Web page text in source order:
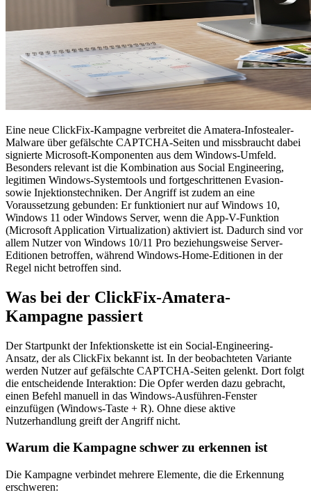
Eine neue ClickFix-Kampagne verbreitet die Amatera-Infostealer-
Malware über gefälschte CAPTCHA-Seiten und missbraucht dabei
signierte Microsoft-Komponenten aus dem Windows-Umfeld.
Besonders relevant ist die Kombination aus Social Engineering,
legitimen Windows-Systemtools und fortgeschrittenen Evasion-
sowie Injektionstechniken. Der Angriff ist zudem an eine
Voraussetzung gebunden: Er funktioniert nur auf Windows 10,
Windows 11 oder Windows Server, wenn die App-V-Funktion
(Microsoft Application Virtualization) aktiviert ist. Dadurch sind vor
allem Nutzer von Windows 10/11 Pro beziehungsweise Server-
Editionen betroffen, während Windows-Home-Editionen in der
Regel nicht betroffen sind.
Was bei der ClickFix-Amatera-
Kampagne passiert
Der Startpunkt der Infektionskette ist ein Social-Engineering-
Ansatz, der als ClickFix bekannt ist. In der beobachteten Variante
werden Nutzer auf gefälschte CAPTCHA-Seiten gelenkt. Dort folgt
die entscheidende Interaktion: Die Opfer werden dazu gebracht,
einen Befehl manuell in das Windows-Ausführen-Fenster
einzufügen (Windows-Taste + R). Ohne diese aktive
Nutzerhandlung greift der Angriff nicht.
Warum die Kampagne schwer zu erkennen ist
Die Kampagne verbindet mehrere Elemente, die die Erkennung
erschweren: